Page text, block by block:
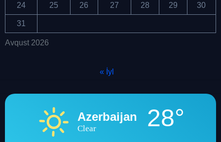
Avqust 2026
24 25 26 27 28 29 30
31
« İyl
Azerbaijan
Clear 28°